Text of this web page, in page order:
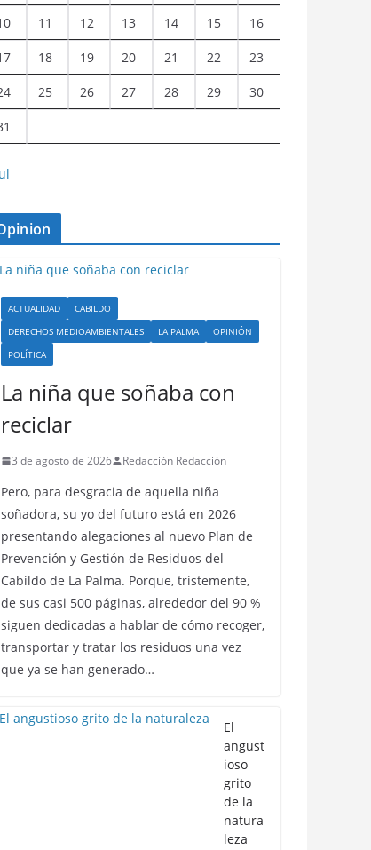
11 12 13 14 15 16
18 19 20 21 22 23
25 26 27 28 29 30
ACTUALIDAD
CABILDO
DERECHOS MEDIOAMBIENTALES
LA PALMA
OPINIÓN
POLÍTICA
La niña que soñaba con
reciclar
3 de agosto de 2026 Redacción Redacción
Pero, para desgracia de aquella niña
soñadora, su yo del futuro está en 2026
presentando alegaciones al nuevo Plan de
Prevención y Gestión de Residuos del
Cabildo de La Palma. Porque, tristemente,
de sus casi 500 páginas, alrededor del 90 %
siguen dedicadas a hablar de cómo recoger,
transportar y tratar los residuos una vez
que ya se han generado…
El
angust
ioso
grito
de la
natura
leza